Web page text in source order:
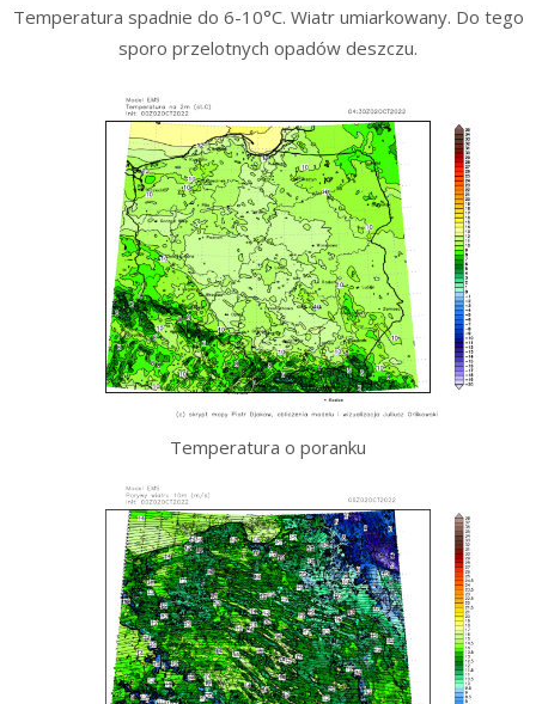
Temperatura spadnie do 6-10°C. Wiatr umiarkowany. Do tego
sporo przelotnych opadów deszczu.
Temperatura o poranku